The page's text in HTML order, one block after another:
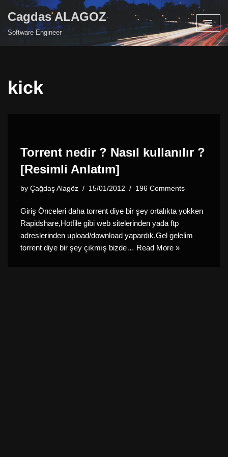
Skip
Cagdas ALAGOZ
Software Engineer
kick
Torrent nedir ? Nasıl kullanılır ?
[Resimli Anlatım]
by Çağdaş Alagöz 15/01/2012 196 Comments
Giriş Önceleri daha torrent diye bir şey ortalıkta yokken
Rapidshare,Hotfile gibi web sitelerinden yada ftp
adreslerinden upload/download yapardık.Gel gelelim
torrent diye bir şey çıkmış bizde… Read More »